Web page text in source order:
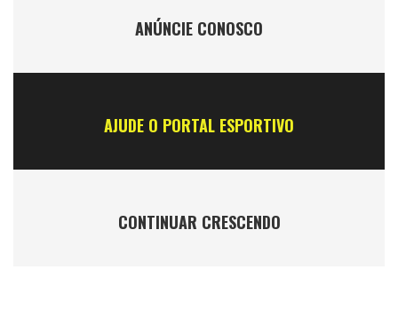
ANÚNCIE CONOSCO
AJUDE O PORTAL ESPORTIVO
CONTINUAR CRESCENDO